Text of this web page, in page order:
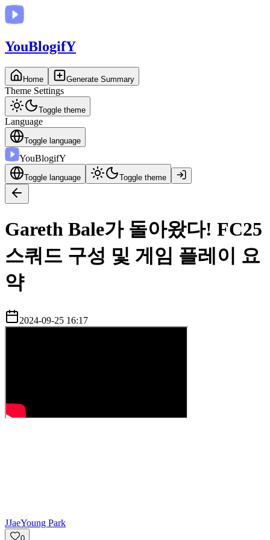
YouBlogifY
Home Generate Summary
Theme Settings
Toggle theme
Language
Toggle language
YouBlogifY
Toggle language Toggle theme
Gareth Bale가 돌아왔다! FC25
스쿼드 구성 및 게임 플레이 요
약
2024-09-25 16:17
JJaeYoung Park